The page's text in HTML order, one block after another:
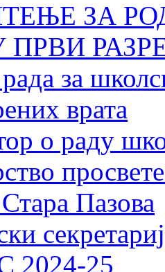
ЗА
ПРВИ
за
врата
о раду
Пазова
25